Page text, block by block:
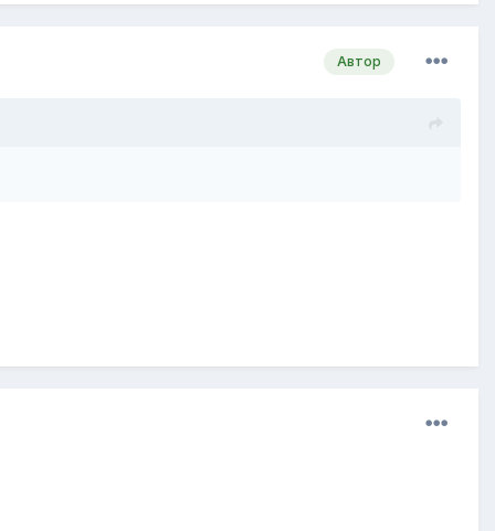
Автор